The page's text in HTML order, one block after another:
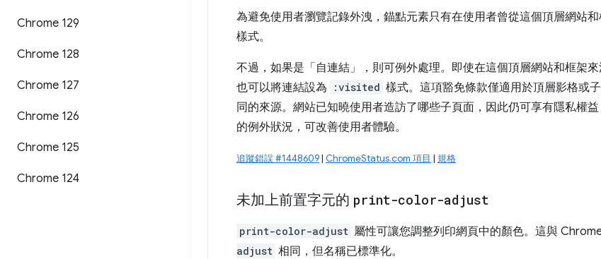
Chrome 129
Chrome 128
Chrome 127
Chrome 126
Chrome 125
Chrome 124
為避免使用者瀏覽記錄外洩，錨點元素只有在使用者曾從這個頂層網站
樣式。
不過，如果是「自連結」，則可例外處理。即使在這個頂層網站和框架
也可以將連結設為
:visited 樣式。這項豁免條款僅適用於頂層影格或
同的來源。網站已知曉使用者造訪了哪些子頁面，因此仍可享有隱私權
的例外狀況，可改善使用者體驗。
追蹤錯誤 #1448609| ChromeStatus.com 項目 | 規格
未加上前置字元的 print-color-adjust
print-color-adjust 屬性可讓您調整列印網頁中的顏色。這與
adjust 相同，但名稱已標準化。